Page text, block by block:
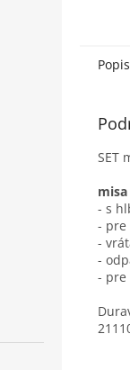
Popis
SET
misa
- s
- pre
-
-
- pre